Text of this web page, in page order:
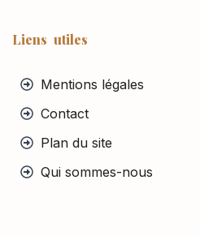
Liens utiles
Mentions légales
Contact
Plan du site
Qui sommes-nous